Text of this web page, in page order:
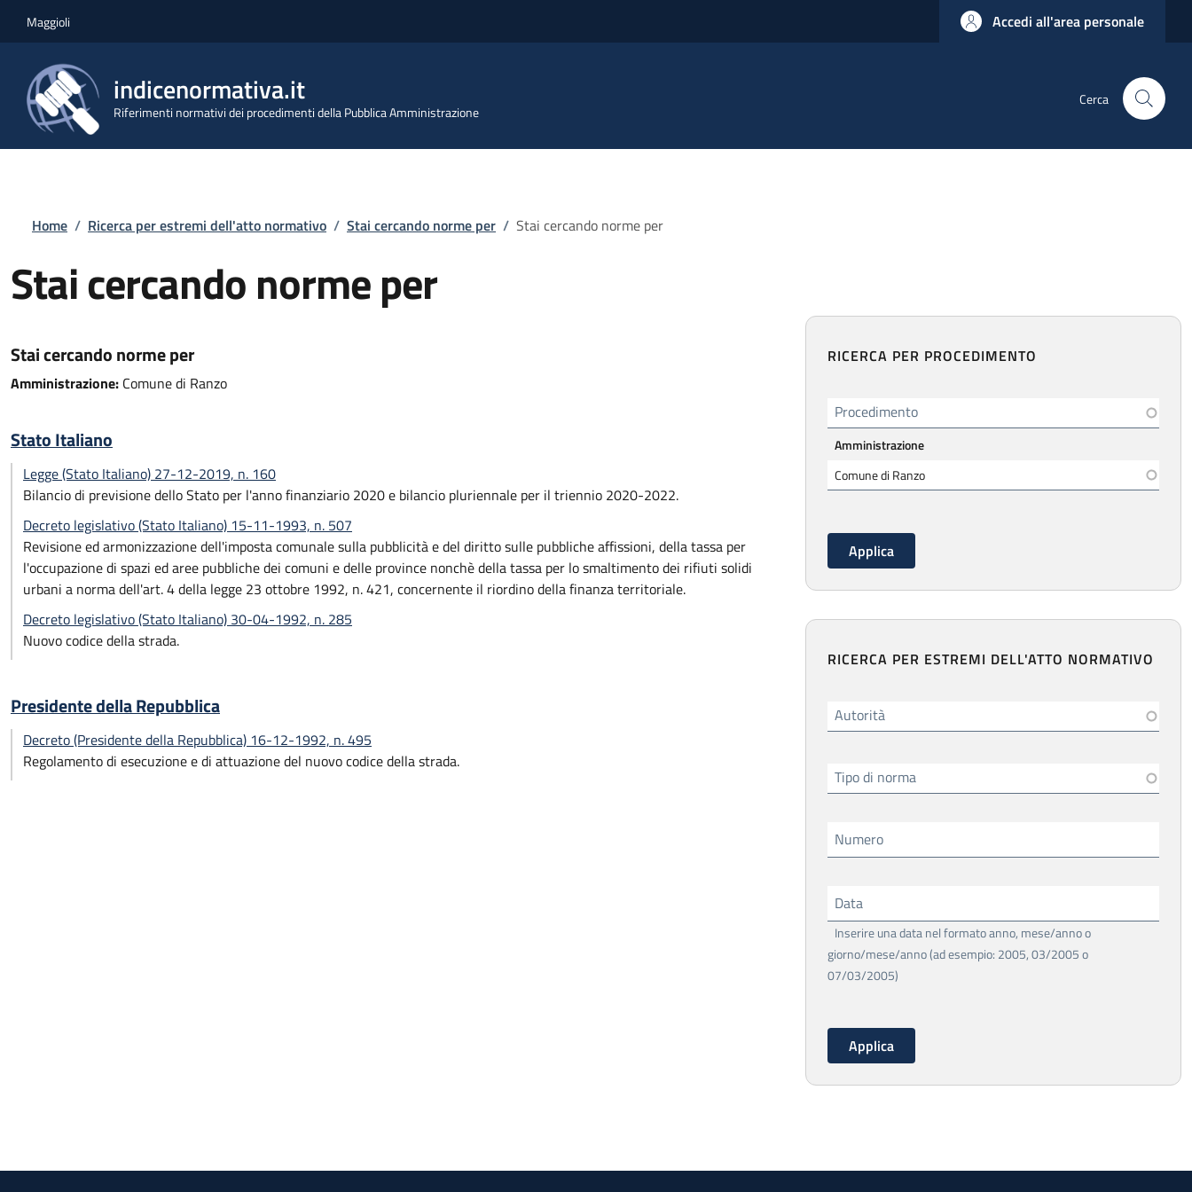
Maggioli Accedi all'area personale
indicenormativa.it
Riferimenti normativi dei procedimenti della Pubblica Amministrazione
Cerca
Briciole di pane
Home / Ricerca per estremi dell'atto normativo / Stai cercando norme per / Stai cercando norme per
Stai cercando norme per
Stai cercando norme per
Amministrazione: Comune di Ranzo
Stato Italiano
Legge (Stato Italiano) 27-12-2019, n. 160
Bilancio di previsione dello Stato per l'anno finanziario 2020 e bilancio pluriennale per il triennio 2020-2022.
Decreto legislativo (Stato Italiano) 15-11-1993, n. 507
Revisione ed armonizzazione dell'imposta comunale sulla pubblicità e del diritto sulle pubbliche affissioni, della tassa per
l'occupazione di spazi ed aree pubbliche dei comuni e delle province nonchè della tassa per lo smaltimento dei rifiuti solidi
urbani a norma dell'art. 4 della legge 23 ottobre 1992, n. 421, concernente il riordino della finanza territoriale.
Decreto legislativo (Stato Italiano) 30-04-1992, n. 285
Nuovo codice della strada.
Presidente della Repubblica
Decreto (Presidente della Repubblica) 16-12-1992, n. 495
Regolamento di esecuzione e di attuazione del nuovo codice della strada.
RICERCA PER PROCEDIMENTO
Procedimento
Amministrazione
RICERCA PER ESTREMI DELL'ATTO NORMATIVO
Autorità
Tipo di norma
Numero
Data
Inserire una data nel formato anno, mese/anno o
giorno/mese/anno (ad esempio: 2005, 03/2005 o
07/03/2005)